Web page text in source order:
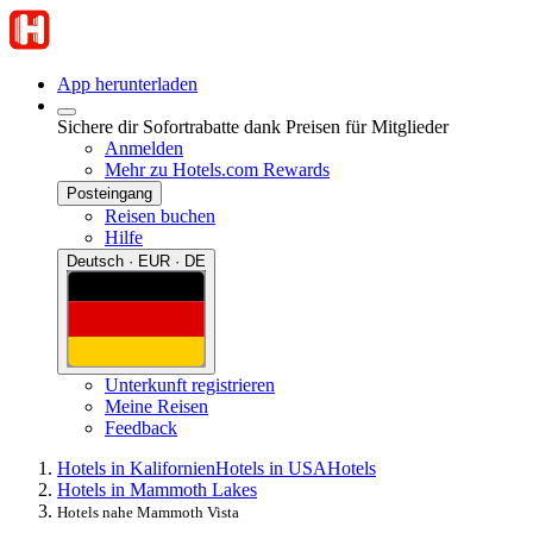
App herunterladen
Sichere dir Sofortrabatte dank Preisen für Mitglieder
Anmelden
Mehr zu Hotels.com Rewards
Posteingang
Reisen buchen
Hilfe
Deutsch · EUR · DE
Unterkunft registrieren
Meine Reisen
Feedback
Hotels in KalifornienHotels in USAHotels
Hotels in Mammoth Lakes
Hotels nahe Mammoth Vista